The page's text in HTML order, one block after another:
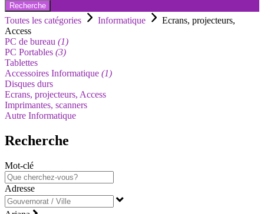
Recherche
Toutes les catégories Informatique
Ecrans, projecteurs,
Access
PC de bureau (1)
PC Portables (3)
Tablettes
Accessoires Informatique (1)
Disques durs
Ecrans, projecteurs, Access
Imprimantes, scanners
Autre Informatique
Recherche
Mot-clé
Adresse